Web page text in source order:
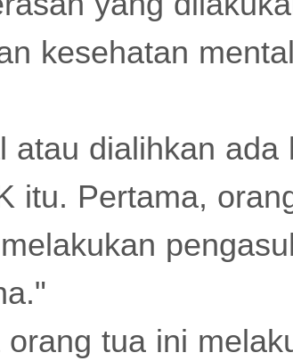
kesehatan
atau dialihkan ada
itu. Pertama,
tua ini